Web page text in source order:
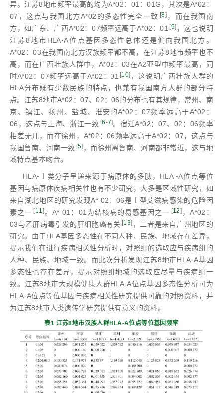
异。江苏8地市频率最高的均为A*02：01：01G，其次是A*02：
07，这点与我国北方A*02的多态性完全一致 [8]，而在我国南
方，如广东、广西A*02：07频率远高于A*02：01 [9] ，这也说明
江苏8地市HLA⁃A位点基因多态性总体还是偏向我国北方。
A*02：03在我国南北方汉族频率都不高，在江苏8地市频率也不
高，而在广西壮族人群中，A*02：03在A2亚型中频率最高，同
时A*02：07频率远高于A*02：01 [10] ，这说明广西壮族人群的
HLA分布既有少数民族的特点，也兼有我国南方人群的部分特
点。江苏8地市A*02：07、02：06的分布也有其规律，常州、南
京、镇江、扬州、盐城、淮安的A*02：07频率远高于A*02：
06，这点与上海、浙江一致 [6-7]。宿迁A*02：07、02：06频率
相差无几，而在徐州，A*02：06频率远高于A*02：07，这点与
我国鲁南、河南一致 [5] ，而徐州离鲁南、河南都非常近，这与地
域特点基本吻合。
HLA⁃Ⅰ类分子呈递来源于病原体的多肽，HLA ⁃A位点等位
基因与病原体疾病相关性也有不少研究，大多是区域性研究，如
来自湖北地区的研究发现A* 02：06是Ⅰ型艾滋病感染的危险因
素之一 [11]。A* 01：01为结核病的易感基因之一 [12] ，A*02：
03与乙肝病毒引发的肝细胞癌有关 [13] ，二者是来自广州地区的
研究。由于HLA基因多态性在不同人种、民族、地域存在差异，
提示我们在进行疾病相关性分析时，对照组的选取应与疾病组的
人种、民族、地域一致。而此次分析发现江苏8地市HLA⁃A基因
多态性也存在差异，提示对照组地域的选取应尽量与疾病组一
致。江苏8地市大规模健康人群HLA⁃A位点基因多态性分析可为
HLA⁃A位点等位基因与疾病相关性研究提供可靠的对照资料，并
为江苏8地市人类遗传学研究提供有意义的资料。
表1 江苏8地市汉族人群HLA⁃A位点等位基因频率